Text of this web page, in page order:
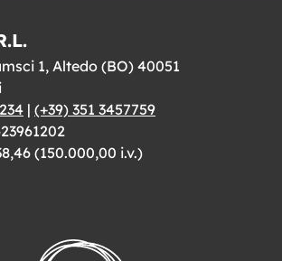
1, Altedo (BO) 40051
| (+39) 351 3457759
(150.000,00 i.v.)